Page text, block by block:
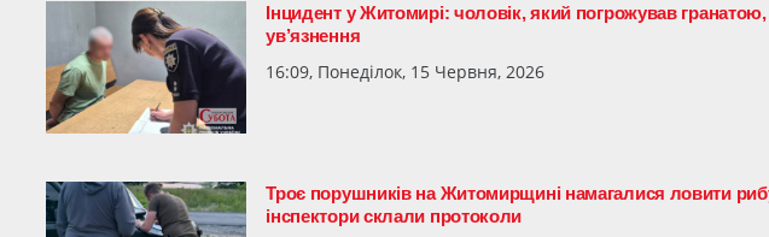
Інцидент у Житомирі: чоловік, який погрожував
ув’язнення
16:09, Понеділок, 15 Червня, 2026
Троє порушників на Житомирщині намагалися ловити
інспектори склали протоколи